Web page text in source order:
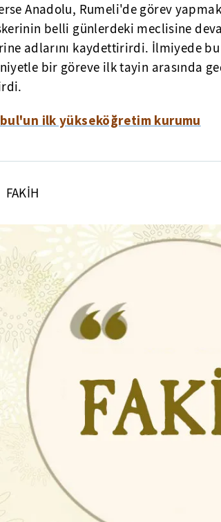
Anadolu, Rumeli'de görev
belli günlerdeki meclisine
adlarını kaydettirirdi. İlmiyede
bir göreve ilk tayin arasında
ilk yükseköğretim kurumu
FAKİH